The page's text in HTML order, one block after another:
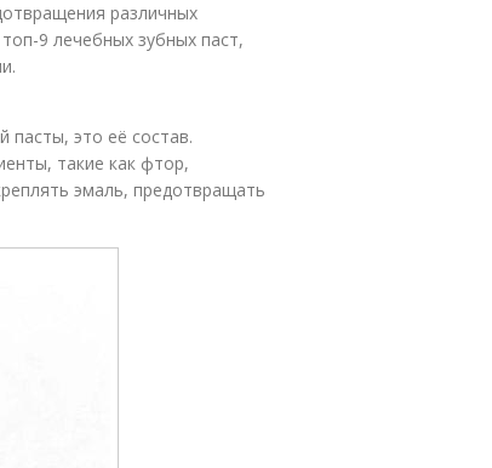
различных
9 лечебных зубных паст,
пасты, это её состав.
такие как фтор,
эмаль, предотвращать